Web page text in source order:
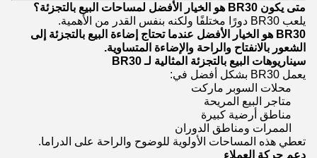
متى يكون BR30 هو الخيار الأفضل لمساحات البيع بالتجزئة؟
يلعب BR30 دورًا مختلفًا ولكنه بنفس القدر من الأهمية.
BR30 هو الخيار الأفضل عندما تحتاج إضاءة البيع بالتجزئة إلى
الشعور بالانفتاح والراحة والإضاءة المتساوية.
سيناريوهات البيع بالتجزئة المثالية لـ BR30
يعمل BR30 بشكل أفضل في:
محلات السوبر ماركت
متاجر البيع المريحة
مناطق أرضية كبيرة
الممرات ومناطق الدوران
تعطي هذه المساحات الأولوية للوضوح والراحة على الدراما.
دعم حركة العملاء